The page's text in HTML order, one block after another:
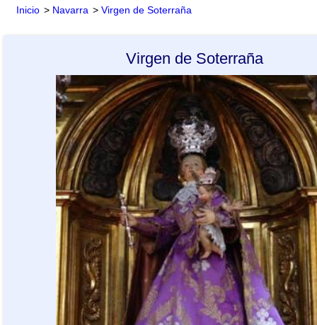
Inicio > Navarra > Virgen de Soterraña
Virgen de Soterraña